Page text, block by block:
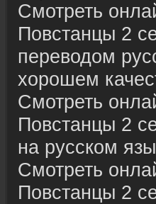
Смотреть
Повстанцы 2
переводом
хорошем
Смотреть
Повстанцы 2
на русском
Смотреть
Повстанцы 2